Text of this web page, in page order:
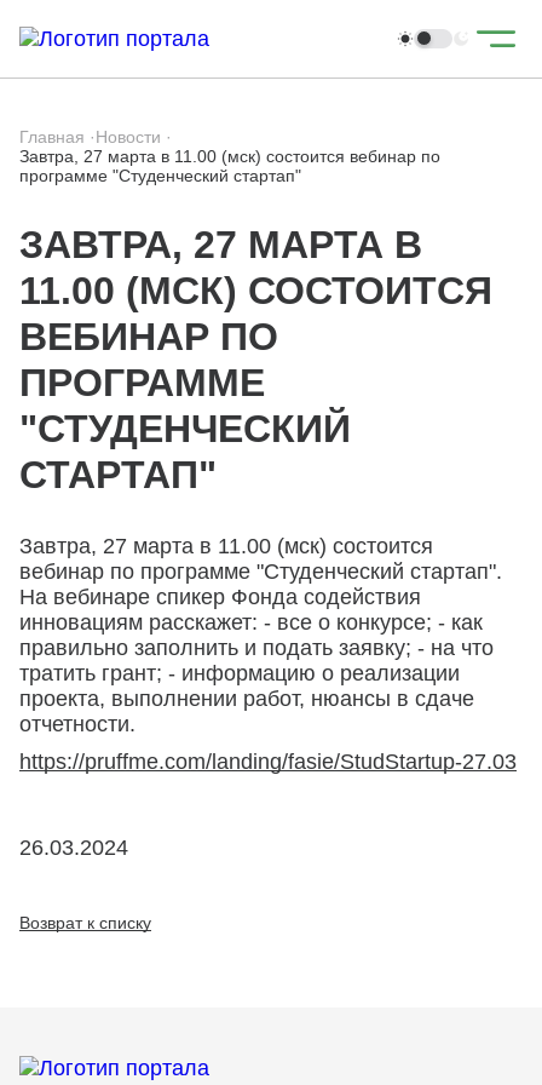
Главная ·Новости ·
Завтра, 27 марта в 11.00 (мск) состоится вебинар по
программе "Студенческий стартап"
ЗАВТРА, 27 МАРТА В
11.00 (МСК) СОСТОИТСЯ
ВЕБИНАР ПО
ПРОГРАММЕ
"СТУДЕНЧЕСКИЙ
СТАРТАП"
Завтра, 27 марта в 11.00 (мск) состоится
вебинар по программе "Студенческий стартап".
На вебинаре спикер Фонда содействия
инновациям расскажет: - все о конкурсе; - как
правильно заполнить и подать заявку; - на что
тратить грант; - информацию о реализации
проекта, выполнении работ, нюансы в сдаче
отчетности.
https://pruffme.com/landing/fasie/StudStartup-27.03
26.03.2024
Возврат к списку